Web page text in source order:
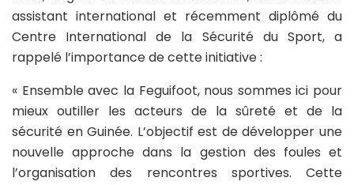
assistant international et récemment diplômé du
Centre International de la Sécurité du Sport, a
rappelé l’importance de cette initiative :
« Ensemble avec la Feguifoot, nous sommes ici pour
mieux outiller les acteurs de la sûreté et de la
sécurité en Guinée. L’objectif est de développer une
nouvelle approche dans la gestion des foules et
l’organisation des rencontres sportives. Cette